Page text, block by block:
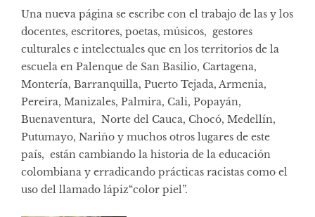
Una nueva página se escribe con el trabajo de las y los
docentes, escritores, poetas, músicos, gestores
culturales e intelectuales que en los territorios de la
escuela en Palenque de San Basilio, Cartagena,
Montería, Barranquilla, Puerto Tejada, Armenia,
Pereira, Manizales, Palmira, Cali, Popayán,
Buenaventura, Norte del Cauca, Chocó, Medellín,
Putumayo, Nariño y muchos otros lugares de este
país, están cambiando la historia de la educación
colombiana y erradicando prácticas racistas como el
uso del llamado lápiz“color piel”.